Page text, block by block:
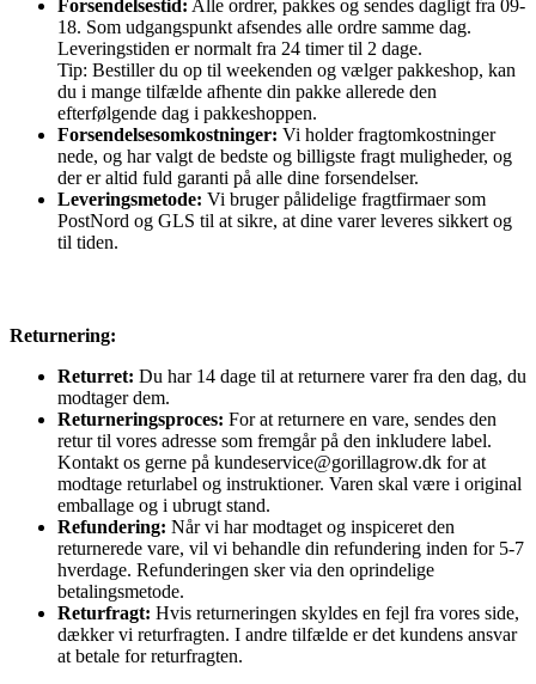
Forsendelsestid: Alle ordrer, pakkes og sendes dagligt fra 09-
18. Som udgangspunkt afsendes alle ordre samme dag.
Leveringstiden er normalt fra 24 timer til 2 dage.
Tip: Bestiller du op til weekenden og vælger pakkeshop, kan
du i mange tilfælde afhente din pakke allerede den
efterfølgende dag i pakkeshoppen.
Forsendelsesomkostninger: Vi holder fragtomkostninger
nede, og har valgt de bedste og billigste fragt muligheder, og
der er altid fuld garanti på alle dine forsendelser.
Leveringsmetode: Vi bruger pålidelige fragtfirmaer som
PostNord og GLS til at sikre, at dine varer leveres sikkert og
til tiden.
Returnering:
Returret: Du har 14 dage til at returnere varer fra den dag, du
modtager dem.
Returneringsproces: For at returnere en vare, sendes den
retur til vores adresse som fremgår på den inkludere label.
Kontakt os gerne på kundeservice@gorillagrow.dk for at
modtage returlabel og instruktioner. Varen skal være i original
emballage og i ubrugt stand.
Refundering: Når vi har modtaget og inspiceret den
returnerede vare, vil vi behandle din refundering inden for 5-7
hverdage. Refunderingen sker via den oprindelige
betalingsmetode.
Returfragt: Hvis returneringen skyldes en fejl fra vores side,
dækker vi returfragten. I andre tilfælde er det kundens ansvar
at betale for returfragten.